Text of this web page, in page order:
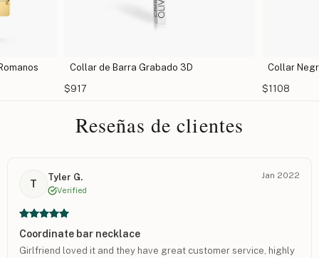
Collar de Barra Grabado 3D
$917
Collar
$1108
Reseñas de clientes
T
Tyler G.
Verified
Jan 2022
Coordinate bar necklace
Girlfriend loved it and they have great customer service, highly